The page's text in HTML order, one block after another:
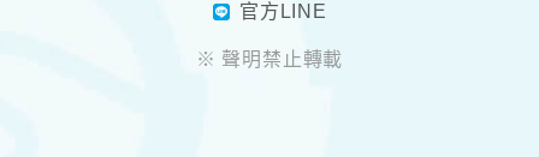
官方LINE
※ 聲明禁止轉載